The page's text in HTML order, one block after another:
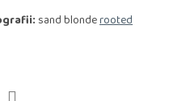
sand blonderooted